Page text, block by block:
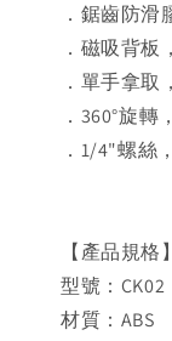
．鋸齒防
．磁吸背板
．單手拿取
．360°旋轉
．1/4"螺絲
【產品規格】
型號：CK02
材質：ABS